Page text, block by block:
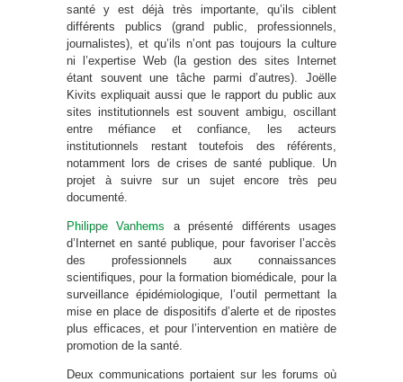
santé y est déjà très importante, qu’ils ciblent
différents publics (grand public, professionnels,
journalistes), et qu’ils n’ont pas toujours la culture
ni l’expertise Web (la gestion des sites Internet
étant souvent une tâche parmi d’autres). Joëlle
Kivits expliquait aussi que le rapport du public aux
sites institutionnels est souvent ambigu, oscillant
entre méfiance et confiance, les acteurs
institutionnels restant toutefois des référents,
notamment lors de crises de santé publique. Un
projet à suivre sur un sujet encore très peu
documenté.
Philippe Vanhems a présenté différents usages
d’Internet en santé publique, pour favoriser l’accès
des professionnels aux connaissances
scientifiques, pour la formation biomédicale, pour la
surveillance épidémiologique, l’outil permettant la
mise en place de dispositifs d’alerte et de ripostes
plus efficaces, et pour l’intervention en matière de
promotion de la santé.
Deux communications portaient sur les forums où